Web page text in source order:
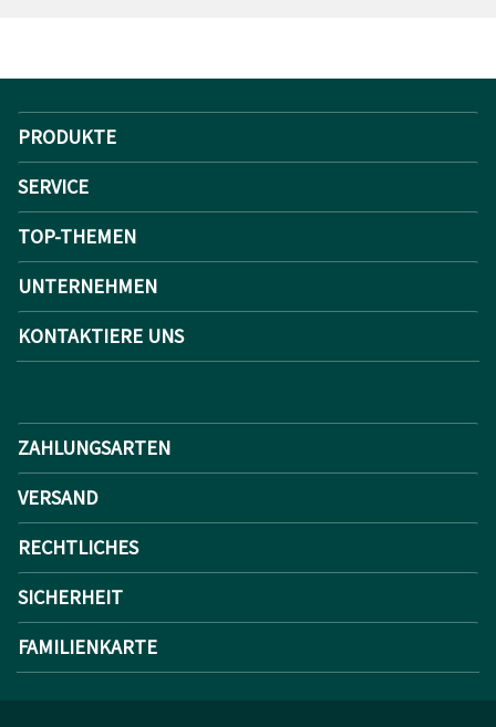
PRODUKTE
SERVICE
TOP-THEMEN
UNTERNEHMEN
KONTAKTIERE UNS
ZAHLUNGSARTEN
VERSAND
RECHTLICHES
SICHERHEIT
FAMILIENKARTE